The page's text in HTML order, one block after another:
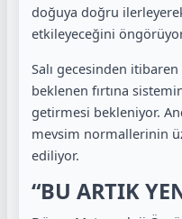
doğuya doğru
etkileyeceğini
Salı gecesinden
beklenen fırtına
getirmesi bekleniyor.
mevsim normallerinin
ediliyor.
“BU ARTIK